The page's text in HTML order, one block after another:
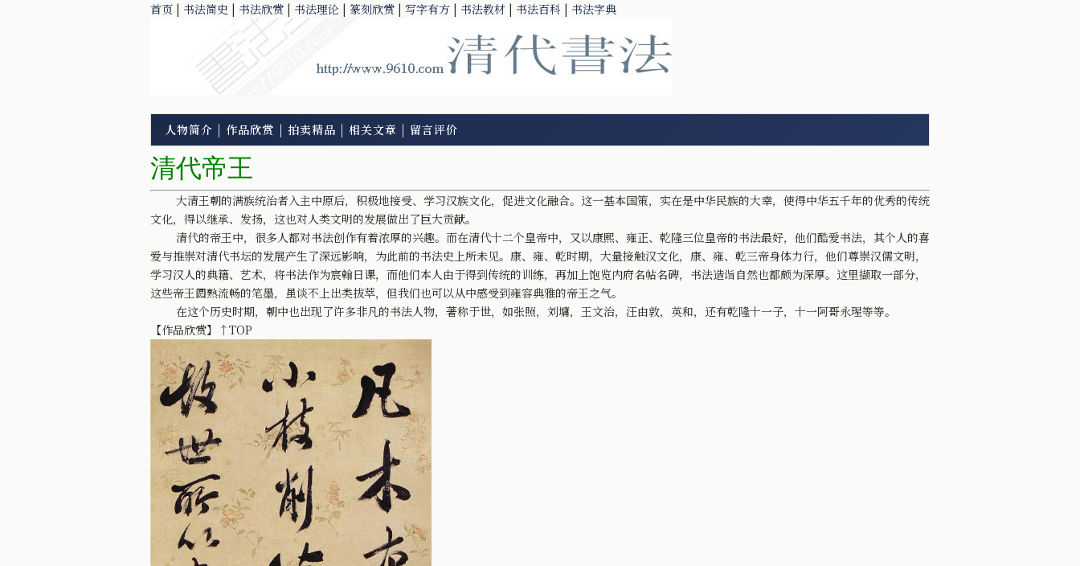
首页 | 书法简史 | 书法欣赏 | 书法理论 | 篆刻欣赏 | 写字有方 | 书法教材 | 书法百科 | 书法字典
人物简介 | 作品欣赏 | 拍卖精品 | 相关文章 | 留言评价
清代帝王
大清王朝的满族统治者入主中原后，积极地接受、学习汉族文化，促进文化融合。这一基本国策，实在是中华民族的大幸，使得中华五千年的优秀的传统
文化，得以继承、发扬，这也对人类文明的发展做出了巨大贡献。
清代的帝王中，很多人都对书法创作有着浓厚的兴趣。而在清代十二个皇帝中，又以康熙、雍正、乾隆三位皇帝的书法最好，他们酷爱书法，其个人的喜
爱与推崇对清代书坛的发展产生了深远影响，为此前的书法史上所未见。康、雍、乾时期，大量接触汉文化，康、雍、乾三帝身体力行，他们尊崇汉儒文明，
学习汉人的典籍、艺术，将书法作为宸翰日课，而他们本人由于得到传统的训练，再加上饱览内府名帖名碑，书法造诣自然也都颇为深厚。这里撷取一部分，
这些帝王圆熟流畅的笔墨，虽谈不上出类拔萃，但我们也可以从中感受到雍容典雅的帝王之气。
在这个历史时期，朝中也出现了许多非凡的书法人物，著称于世，如张照，刘墉，王文治，汪由敦，英和，还有乾隆十一子，十一阿哥永瑆等等。
【作品欣赏】 ↑TOP